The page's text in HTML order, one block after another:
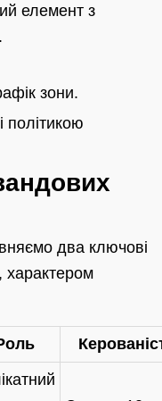
елемент з
зони.
політикою
два ключові
характером